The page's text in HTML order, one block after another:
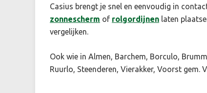
Casius brengt je snel en eenvoudig in
zonnescherm of rolgordijnen laten
vergelijken.
Ook wie in Almen, Barchem, Borculo,
Ruurlo, Steenderen, Vierakker, Voorst